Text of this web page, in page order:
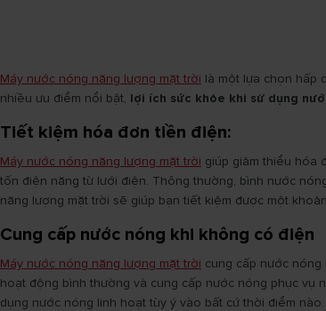
Máy nước nóng năng lượng mặt trời là một lựa chọn hấp
nhiều ưu điểm nổi bật, lợi ích sức khỏe khi sử dụng
Tiết kiệm hóa đơn tiền điện:
Máy nước nóng năng lượng mặt trời giúp giảm thiểu hóa
tốn điện năng từ lưới điện. Thông thường, bình nước
năng lượng mặt trời sẽ giúp bạn tiết kiệm được một
Cung cấp nước nóng khi không có điện
Máy nước nóng năng lượng mặt trời cung cấp nước nóng
hoạt động bình thường và cung cấp nước nóng phục
dụng nước nóng linh hoạt tùy ý vào bất cứ thời điểm nào.